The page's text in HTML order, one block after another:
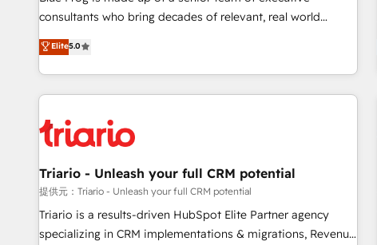
de stratégies d'acquisition marketing (SEO, SEA, inbound,
clés : - 10 ans d'expérience - 100+ intégrations CRM
HubSpot réussies - 40 experts conseil - 150 certifications
consultants who bring decades of relevant, real world
experience to our client engagements. "Blue Frog is a top,
trusted partner in HubSpot's ecosystem for a reason. Their
team brings over a decade of experience to the table, along
with deep knowledge of the HubSpot platform and
helping our customers grow and finding solutions that fit
their unique business needs. We are thrilled to have Blue
Frog in the HubSpot ecosystem leading the way for
customers!" - Yamini Rangan, CEO of HubSpot “Our
experience with the team at Blue Frog has been nothing
short of extraordinary. Their years of experience and quality
Elite5.0
Triario - Unleash your full CRM potential
提供元：Triario - Unleash your full CRM potential
Triario is a results-driven HubSpot Elite Partner agency
specializing in CRM implementations & migrations, Revenue